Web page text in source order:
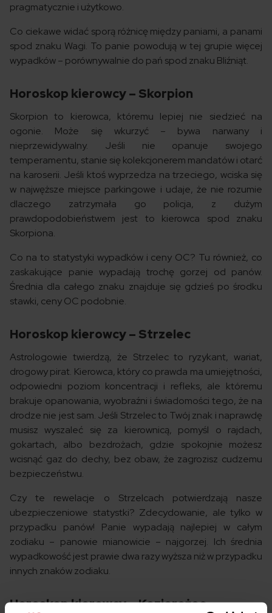
pragmatycznie i użytkowo.
Co ciekawe widać sporą różnicę między paniami, a panami
spod znaku Wagi. To panie powodują w tej grupie więcej
wypadków – porównywalnie do pań spod znaku Bliźniąt.
Horoskop kierowcy – Skorpion
Skorpion to kierowca, któremu lepiej nie siedzieć na
ogonie. Może się wkurzyć – bywa narwany i
nieprzewidywalny. Jeśli nie opanuje swojego
temperamentu, stanie się kolekcjonerem mandatów i otarć
na karoserii. Jeśli ktoś wyprzedza na trzeciego, wciska się
w najwęższe miejsce parkingowe i udaje, że nie rozumie
dlaczego zatrzymała go policja, z dużym
prawdopodobieństwem jest to kierowca spod znaku
Skorpiona.
Co na to statystyki wypadków i ceny OC? Tu również, co
zaskakujące panie wypadają trochę gorzej od panów.
Średnia dla całego znaku znajduje się gdzieś po środku
stawki, ceny OC podobnie.
Horoskop kierowcy – Strzelec
Astrologowie twierdzą, że Strzelec to ryzykant, wariat,
drogowy pirat. Kierowca, który co prawda ma umiejętności,
odpowiedni poziom koncentracji i refleks, ale któremu
brakuje opanowania, wyobraźni i świadomości tego, że na
drodze nie jest sam. Jeśli Strzelec to Twój znak i naprawdę
musisz wyszaleć się za kierownicą, pomyśl o rajdach,
gokartach, albo bezdrożach, gdzie spokojnie możesz
wcisnąć gaz do dechy, bez obaw, że zagrozisz cudzemu
bezpieczeństwu.
Czy te rewelacje o Strzelcach potwierdzają nasze
ubezpieczeniowe statystki? Zdecydowanie, ale tylko w
przypadku panów! Panie wypadają najlepiej w całym
zodiaku – panowie mianowicie – najgorzej. Ich średnia
wypadkowość jest prawie dwa razy wyższa niż w przypadku
innych znaków zodiaku.
Horoskop kierowcy – Koziorożec